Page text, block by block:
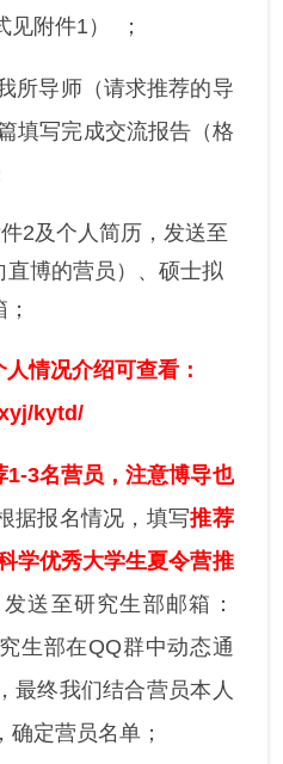
附件1）
；
所导师（请求推荐的导
填写完成交流报告（格
2及个人简历，发送至
直博的营员）、硕士拟
情况介绍可查看：
kytd/
1-3名营员，注意博导也
据报名情况，填写推荐
学优秀大学生夏令营推
发送至研究生部邮箱：
生部在QQ群中动态通
最终我们结合营员本人
定营员名单；